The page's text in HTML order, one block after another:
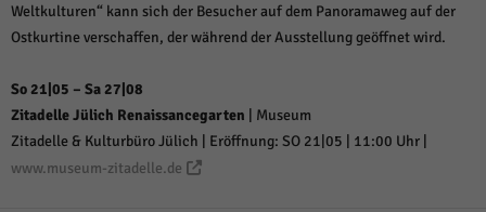
Weltkulturen“ kann sich der Besucher auf dem Panoramaweg auf der
Ostkurtine verschaffen, der während der Ausstellung geöffnet wird.
So 21|05 – Sa 27|08
Zitadelle Jülich Renaissancegarten | Museum
Zitadelle & Kulturbüro Jülich | Eröffnung: SO 21|05 | 11:00 Uhr |
www.museum-zitadelle.de